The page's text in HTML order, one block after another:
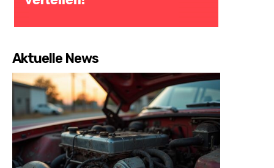
Aktuelle News